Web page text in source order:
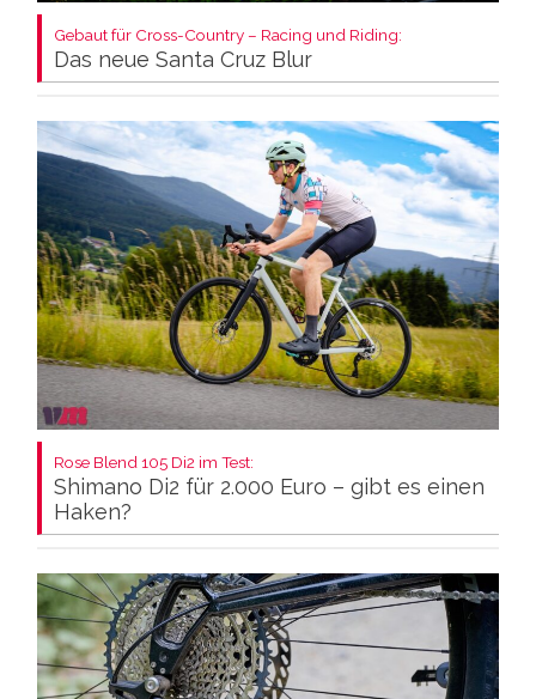
Gebaut für Cross-Country – Racing und Riding:
Das neue Santa Cruz Blur
Rose Blend 105 Di2 im Test:
Shimano Di2 für 2.000 Euro – gibt es einen
Haken?